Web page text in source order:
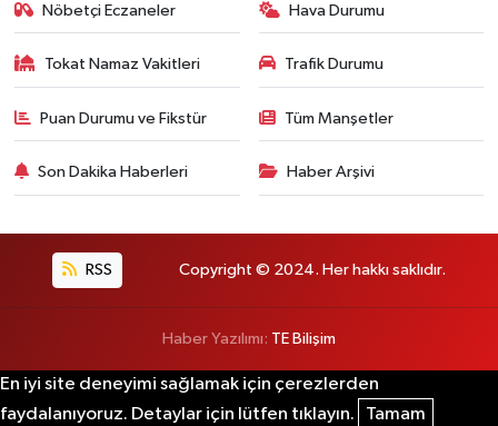
Nöbetçi Eczaneler Hava Durumu
Tokat Namaz Vakitleri Trafik Durumu
Puan Durumu ve Fikstür Tüm Manşetler
Son Dakika Haberleri Haber Arşivi
RSS Copyright © 2024. Her hakkı saklıdır.
Haber Yazılımı: TE Bilişim
En iyi site deneyimi sağlamak için çerezlerden
faydalanıyoruz. Detaylar için lütfen tıklayın.
Tamam